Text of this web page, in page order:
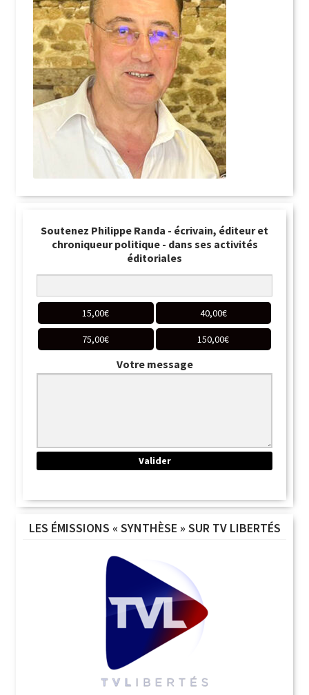
Soutenez Philippe Randa - écrivain, éditeur et
chroniqueur politique - dans ses activités
éditoriales
15,00€ 40,00€
75,00€ 150,00€
Votre message
LES ÉMISSIONS « SYNTHÈSE » SUR TV LIBERTÉS